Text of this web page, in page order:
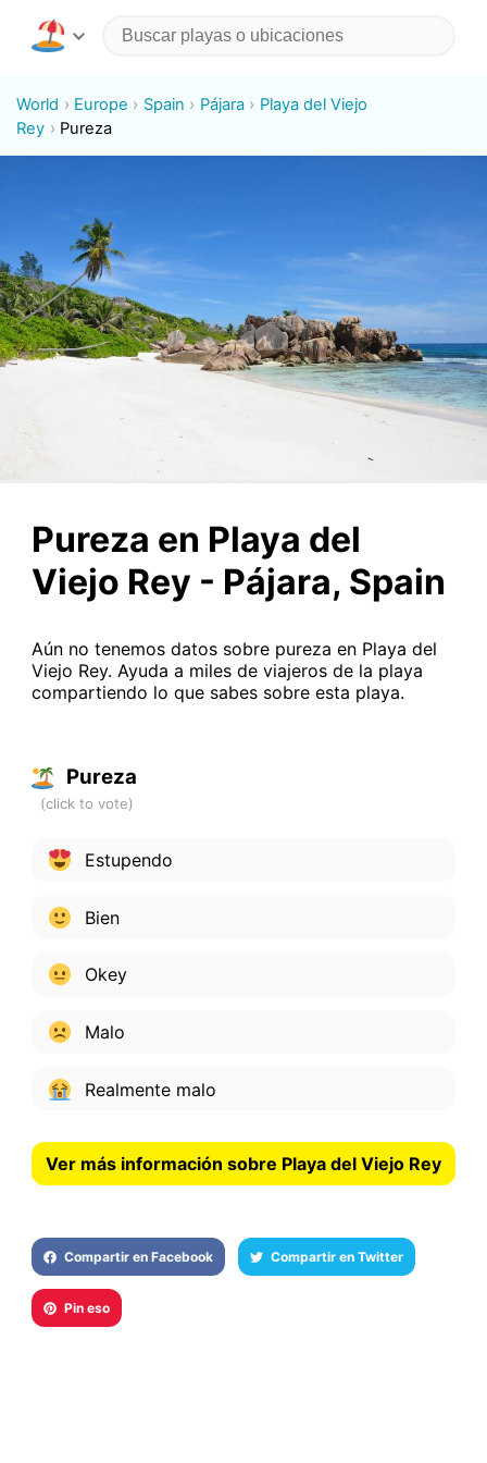
World Europe Spain Pájara
Playa del Viejo
Rey
Pureza
Pureza en Playa del
Viejo Rey - Pájara, Spain
Aún no tenemos datos sobre pureza en Playa del
Viejo Rey. Ayuda a miles de viajeros de la playa
compartiendo lo que sabes sobre esta playa.
Pureza
Estupendo
Bien
Okey
Malo
Realmente malo
Ver más información sobre Playa del Viejo Rey
Compartir en Facebook Compartir en Twitter
Pin eso